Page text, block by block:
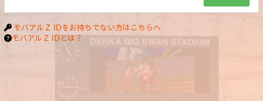
モバアルＺ IDをお持ちでない方はこちらへ
モバアルＺ IDとは？